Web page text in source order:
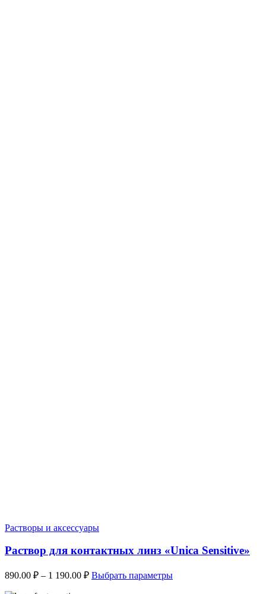
Растворы и аксессуары
Раствор для контактных линз «Unica Sensitive»
890.00 ₽ – 1 190.00 ₽Диапазон
Выбрать параметрыЭтот